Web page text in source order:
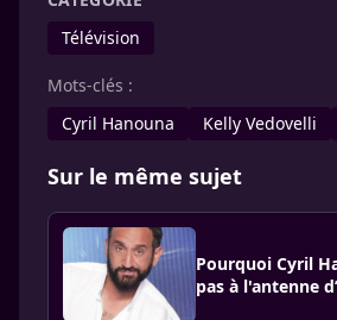
Télévision
Mots-clés :
Cyril Hanouna
Kelly Vedovelli
Sur le même sujet
Pourquoi Cyril
pas à l'antenne